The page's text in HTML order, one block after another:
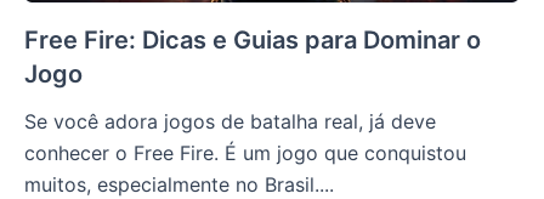
Free Fire: Dicas e Guias para Dominar o
Jogo
Se você adora jogos de batalha real, já deve
conhecer o Free Fire. É um jogo que conquistou
muitos, especialmente no Brasil....